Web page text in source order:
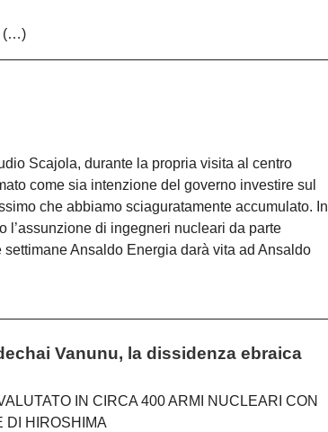
(…)
Scajola, durante la propria visita al centro
come sia intenzione del governo investire sul
che abbiamo sciaguratamente accumulato. In
l’assunzione di ingegneri nucleari da parte
Ansaldo Energia darà vita ad Ansaldo
Vanunu, la dissidenza ebraica
IN CIRCA 400 ARMI NUCLEARI CON
DI HIROSHIMA